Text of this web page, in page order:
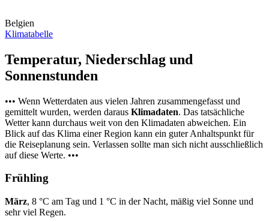
Belgien
Klimatabelle
Temperatur, Niederschlag und
Sonnenstunden
••• Wenn Wetterdaten aus vielen Jahren zusammengefasst und
gemittelt wurden, werden daraus Klimadaten. Das tatsächliche
Wetter kann durchaus weit von den Klimadaten abweichen. Ein
Blick auf das Klima einer Region kann ein guter Anhaltspunkt für
die Reiseplanung sein. Verlassen sollte man sich nicht ausschließlich
auf diese Werte. •••
Frühling
März, 8 °C am Tag und 1 °C in der Nacht, mäßig viel Sonne und
sehr viel Regen.